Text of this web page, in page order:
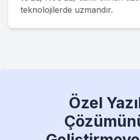
teknolojilerde uzmandır.
Özel